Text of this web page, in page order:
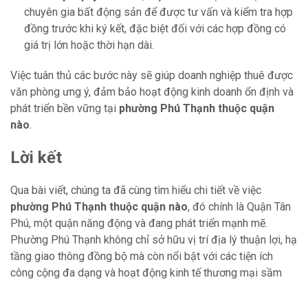
chuyên gia bất động sản để được tư vấn và kiểm tra hợp
đồng trước khi ký kết, đặc biệt đối với các hợp đồng có
giá trị lớn hoặc thời hạn dài.
Việc tuân thủ các bước này sẽ giúp doanh nghiệp thuê được
văn phòng ưng ý, đảm bảo hoạt động kinh doanh ổn định và
phát triển bền vững tại phường Phú Thạnh thuộc quận
nào.
Lời kết
Qua bài viết, chúng ta đã cùng tìm hiểu chi tiết về việc
phường Phú Thạnh thuộc quận nào, đó chính là Quận Tân
Phú, một quận năng động và đang phát triển mạnh mẽ.
Phường Phú Thạnh không chỉ sở hữu vị trí địa lý thuận lợi, hạ
tầng giao thông đồng bộ mà còn nổi bật với các tiện ích
công cộng đa dạng và hoạt động kinh tế thương mại sầm